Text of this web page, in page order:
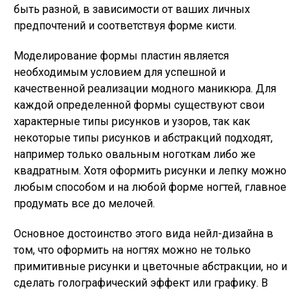
быть разной, в зависимости от ваших личных
предпочтений и соответствуя форме кисти.
Моделирование формы пластин является
необходимым условием для успешной и
качественной реализации модного маникюра. Для
каждой определенной формы существуют свои
характерные типы рисунков и узоров, так как
некоторые типы рисунков и абстракций подходят,
например только овальным ноготкам либо же
квадратным. Хотя оформить рисунки и лепку можно
любым способом и на любой форме ногтей, главное
продумать все до мелочей.
Основное достоинство этого вида нейл-дизайна в
том, что оформить на ногтях можно не только
примитивные рисунки и цветочные абстракции, но и
сделать голографический эффект или графику. В